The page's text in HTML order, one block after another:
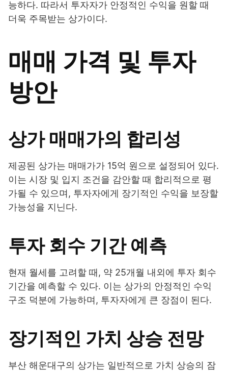
능하다. 따라서 투자자가 안정적인 수익을 원할 때
더욱 주목받는 상가이다.
매매 가격 및 투자
방안
상가 매매가의 합리성
제공된 상가는 매매가가 15억 원으로 설정되어 있다.
이는 시장 및 입지 조건을 감안할 때 합리적으로 평
가될 수 있으며, 투자자에게 장기적인 수익을 보장할
가능성을 지닌다.
투자 회수 기간 예측
현재 월세를 고려할 때, 약 25개월 내외에 투자 회수
기간을 예측할 수 있다. 이는 상가의 안정적인 수익
구조 덕분에 가능하며, 투자자에게 큰 장점이 된다.
장기적인 가치 상승 전망
부산 해운대구의 상가는 일반적으로 가치 상승의 잠